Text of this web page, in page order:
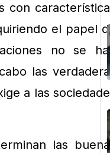
con
el papel
no se
las
a las
las